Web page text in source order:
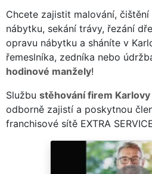
Chcete zajistit malování,
nábytku, sekání trávy, řezání
opravu nábytku a sháníte v
řemeslníka, zedníka nebo
hodinové manžely!
Službu stěhování firem Karlovy
odborně zajistí a poskytnou
franchisové sítě EXTRA